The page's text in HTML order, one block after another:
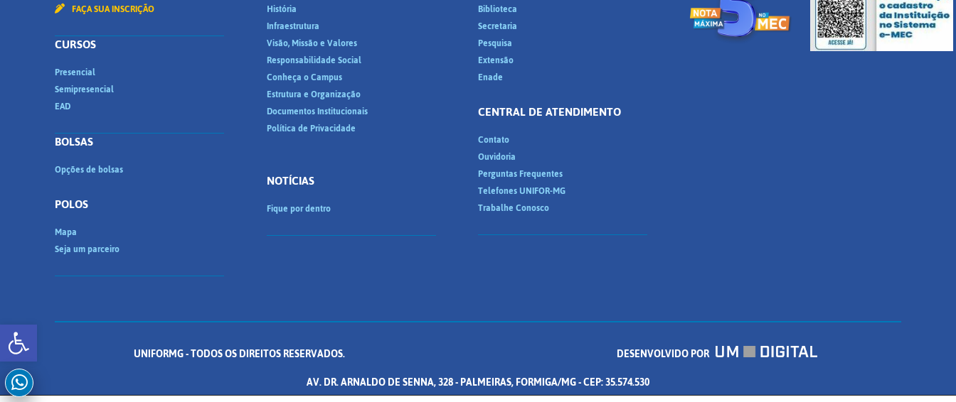
Abrir a barra de ferramentas
FAÇA SUA INSCRIÇÃO
CURSOS
Presencial
Semipresencial
EAD
BOLSAS
Opções de bolsas
POLOS
Mapa
Seja um parceiro
História
Infraestrutura
Visão, Missão e Valores
Responsabilidade Social
Conheça o Campus
Estrutura e Organização
Documentos Institucionais
Política de Privacidade
NOTÍCIAS
Fique por dentro
Biblioteca
Secretaria
Pesquisa
Extensão
Enade
CENTRAL DE ATENDIMENTO
Contato
Ouvidoria
Perguntas Frequentes
Telefones UNIFOR-MG
Trabalhe Conosco
UNIFORMG - TODOS OS DIREITOS RESERVADOS.
DESENVOLVIDO POR
AV. DR. ARNALDO DE SENNA, 328 - PALMEIRAS, FORMIGA/MG - CEP: 35.574.530